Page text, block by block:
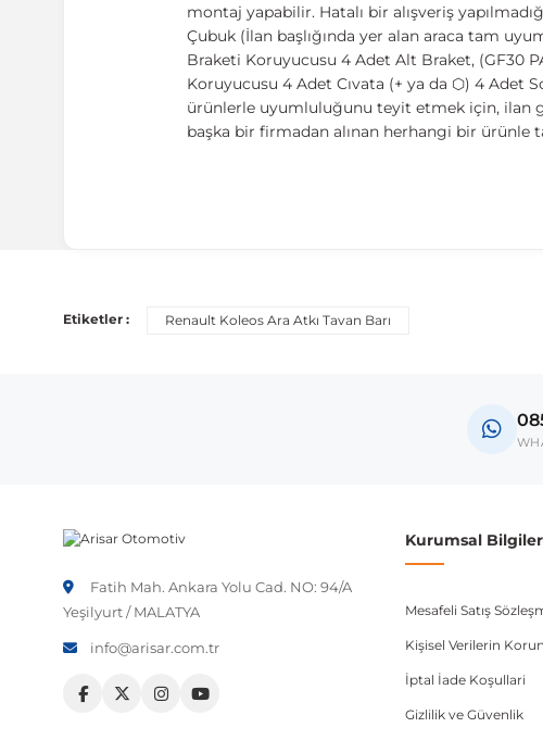
montaj yapabilir. Hatalı bir alışveriş
Çubuk (İlan başlığında yer alan araca tam
Braketi Koruyucusu 4 Adet Alt Braket, (GF30
Koruyucusu 4 Adet Cıvata (+ ya da ⬡) 4 Adet
ürünlerle uyumluluğunu teyit etmek için, ilan
başka bir firmadan alınan herhangi bir ürünle
Araç üreticileri aynı model yılı içerisinde farklı donanım
Etiketler : Renault Koleos Ara Atkı Tavan Barı
Fatih Mah. Ankara Yolu Cad. NO: 94/A
Yeşilyurt / MALATYA
info@arisar.com.tr
Kurumsal Bilgiler
Mesafeli Satış
Kişisel Verilerin
İptal İade Koşullari
Gizlilik ve Güvenlik